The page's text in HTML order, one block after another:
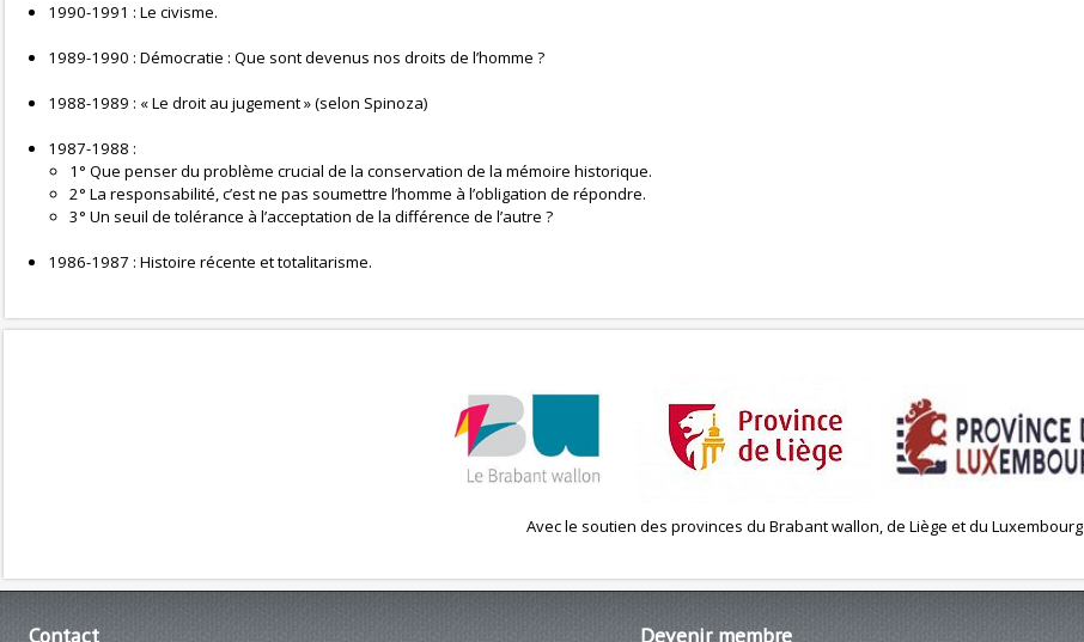
1990-1991 : Le civisme.
1989-1990 : Démocratie : Que sont devenus nos droits de l’homme ?
1988-1989 : « Le droit au jugement » (selon Spinoza)
1987-1988 :
1° Que penser du problème crucial de la conservation de la mémoire historique.
2° La responsabilité, c’est ne pas soumettre l’homme à l’obligation de répondre.
3° Un seuil de tolérance à l’acceptation de la différence de l’autre ?
1986-1987 : Histoire récente et totalitarisme.
Avec le soutien des provinces du Brabant wallon, de Liège et du Luxembourg
Contact Devenir membre